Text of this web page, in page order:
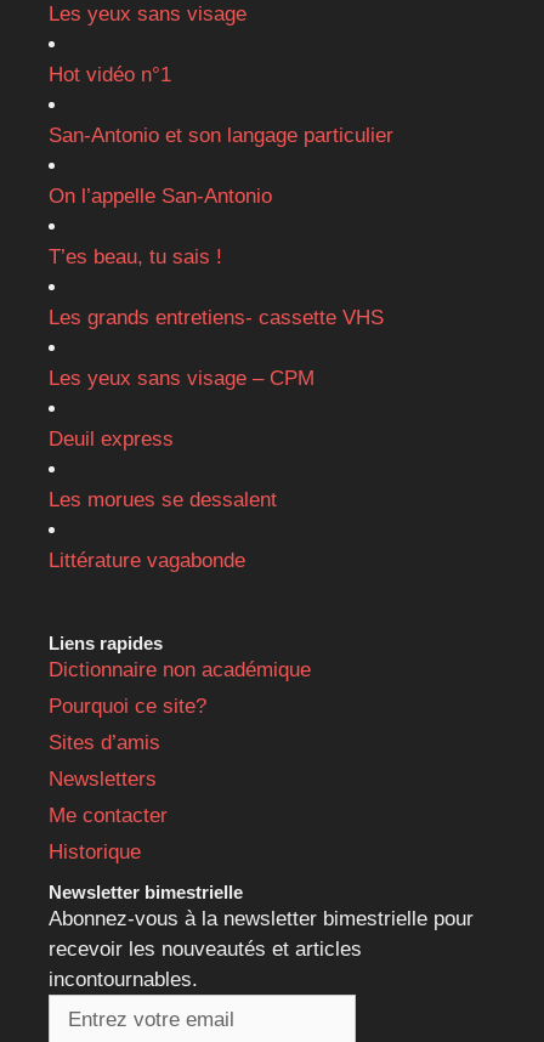
Les yeux sans visage
Hot vidéo n°1
San-Antonio et son langage particulier
On l’appelle San-Antonio
T’es beau, tu sais !
Les grands entretiens- cassette VHS
Les yeux sans visage – CPM
Deuil express
Les morues se dessalent
Littérature vagabonde
Liens rapides
Dictionnaire non académique
Pourquoi ce site?
Sites d’amis
Newsletters
Me contacter
Historique
Newsletter bimestrielle
Abonnez-vous à la newsletter bimestrielle pour
recevoir les nouveautés et articles
incontournables.